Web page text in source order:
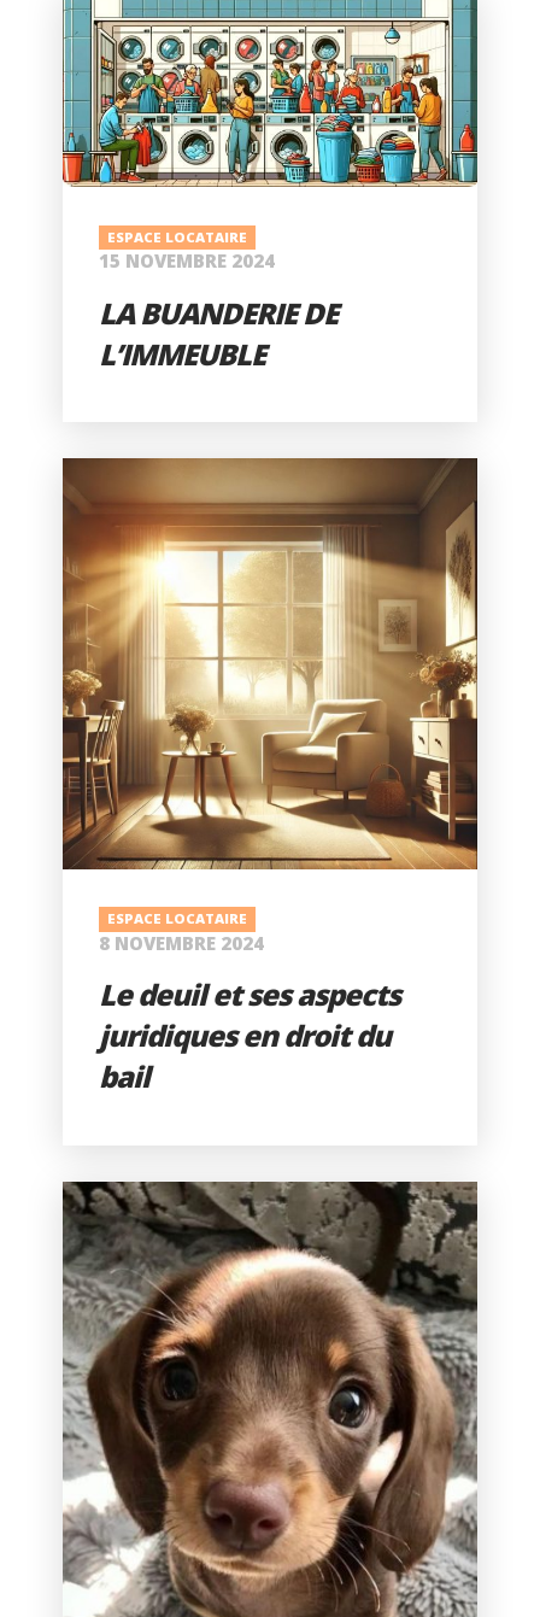
ESPACE LOCATAIRE
15 NOVEMBRE 2024
LA BUANDERIE DE
L’IMMEUBLE
ESPACE LOCATAIRE
8 NOVEMBRE 2024
Le deuil et ses aspects
juridiques en droit du
bail